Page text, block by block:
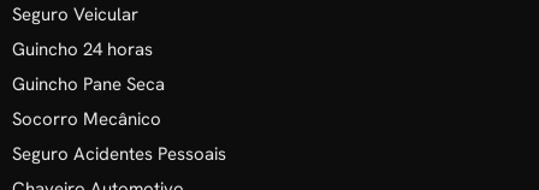
Seguro Veicular
Guincho 24 horas
Guincho Pane Seca
Socorro Mecânico
Seguro Acidentes Pessoais